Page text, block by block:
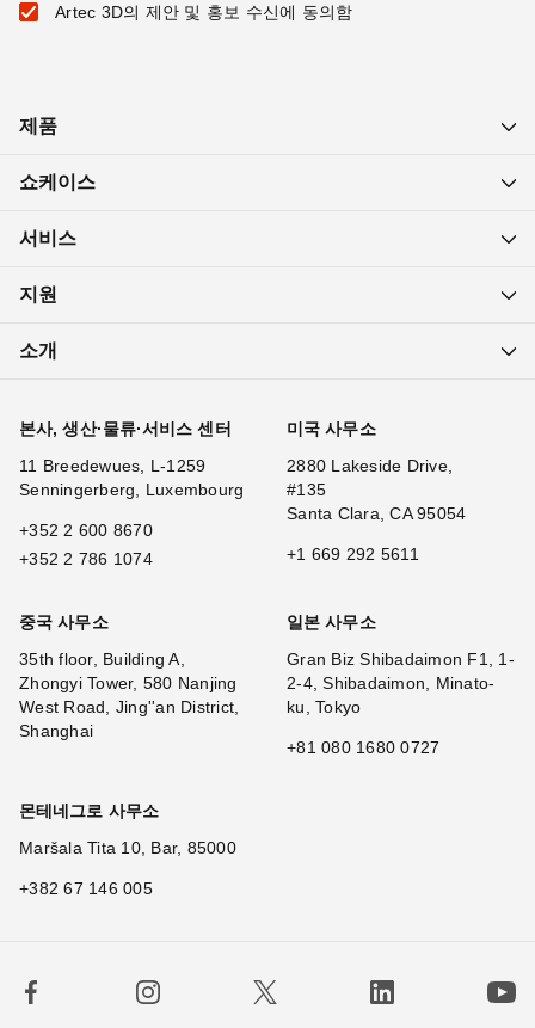
Artec 3D의 제안 및 홍보 수신에 동의함
제품
쇼케이스
서비스
지원
소개
본사, 생산·물류·서비스 센터
11 Breedewues, L-1259
Senningerberg, Luxembourg
+352 2 600 8670
+352 2 786 1074
미국 사무소
2880 Lakeside Drive,
#135
Santa Clara, CA 95054
+1 669 292 5611
중국 사무소
35th floor, Building A,
Zhongyi Tower, 580 Nanjing
West Road, Jing''an District,
Shanghai
일본 사무소
Gran Biz Shibadaimon F1, 1-
2-4, Shibadaimon, Minato-
ku, Tokyo
+81 080 1680 0727
몬테네그로 사무소
Maršala Tita 10, Bar, 85000
+382 67 146 005